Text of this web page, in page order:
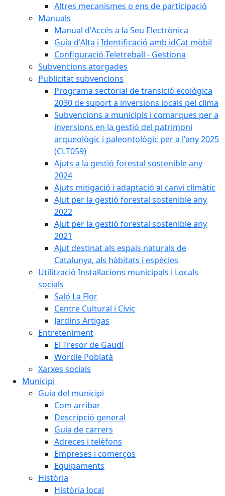
Altres mecanismes o ens de participació
Manuals
Manual d'Accés a la Seu Electrònica
Guia d'Alta i Identificació amb idCat mòbil
Configuració Teletreball - Gestiona
Subvencions atorgades
Publicitat subvencions
Programa sectorial de transició ecològica
2030 de suport a inversions locals pel clima
Subvencions a municipis i comarques per a
inversions en la gestió del patrimoni
arqueològic i paleontològic per a l'any 2025
(CLT059)
Ajuts a la gestió forestal sostenible any
2024
Ajuts mitigació i adaptació al canvi climàtic
Ajut per la gestió forestal sostenible any
2022
Ajut per la gestió forestal sostenible any
2021
Ajut destinat als espais naturals de
Catalunya, als hàbitats i espècies
Utilització Instal·lacions municipals i Locals
socials
Saló La Flor
Centre Cultural i Cívic
Jardins Artigas
Entreteniment
El Tresor de Gaudí
Wordle Poblatà
Xarxes socials
Municipi
Guia del municipi
Com arribar
Descripció general
Guia de carrers
Adreces i telèfons
Empreses i comerços
Equipaments
Història
Història local